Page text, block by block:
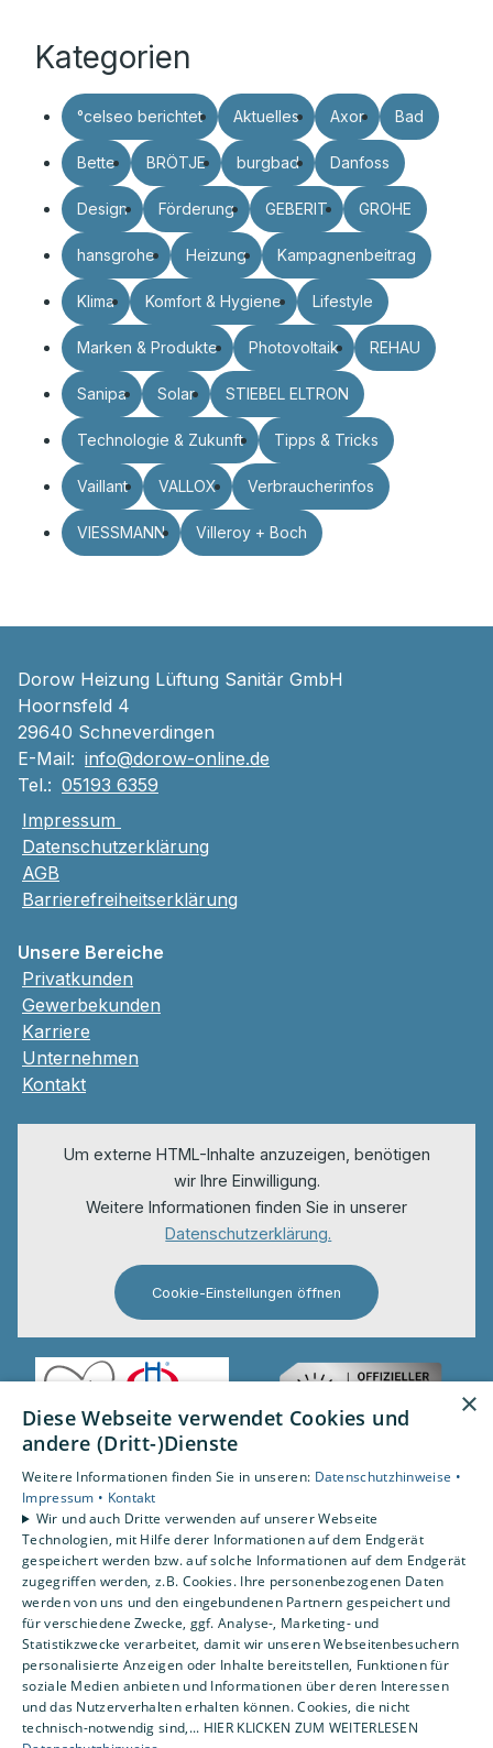
Kategorien
°celseo berichtet Aktuelles Axor Bad
Bette BRÖTJE burgbad Danfoss
Design Förderung GEBERIT GROHE
hansgrohe Heizung Kampagnenbeitrag
Klima Komfort & Hygiene Lifestyle
Marken & Produkte Photovoltaik REHAU
Sanipa Solar STIEBEL ELTRON
Technologie & Zukunft Tipps & Tricks
Vaillant VALLOX Verbraucherinfos
VIESSMANN Villeroy + Boch
Dorow Heizung Lüftung Sanitär GmbH
Hoornsfeld 4
29640 Schneverdingen
E-Mail: info@dorow-online.de
Tel.: 05193 6359
Impressum
Datenschutzerklärung
AGB
Barrierefreiheitserklärung
Unsere Bereiche
Privatkunden
Gewerbekunden
Karriere
Unternehmen
Kontakt
Um externe HTML-Inhalte anzuzeigen, benötigen
wir Ihre Einwilligung.
Weitere Informationen finden Sie in unserer
Datenschutzerklärung.
Cookie-Einstellungen öffnen
×
Diese Webseite verwendet Cookies und
andere (Dritt-)Dienste
Weitere Informationen finden Sie in unseren: Datenschutzhinweise •
Impressum • Kontakt
Wir und auch Dritte verwenden auf unserer Webseite
Technologien, mit Hilfe derer Informationen auf dem Endgerät
gespeichert werden bzw. auf solche Informationen auf dem Endgerät
zugegriffen werden, z.B. Cookies. Ihre personenbezogenen Daten
werden von uns und den eingebundenen Partnern gespeichert und
für verschiedene Zwecke, ggf. Analyse-, Marketing- und
Statistikzwecke verarbeitet, damit wir unseren Webseitenbesuchern
personalisierte Anzeigen oder Inhalte bereitstellen, Funktionen für
soziale Medien anbieten und Informationen über deren Interessen
und das Nutzerverhalten erhalten können. Cookies, die nicht
technisch-notwendig sind,... HIER KLICKEN ZUM WEITERLESEN